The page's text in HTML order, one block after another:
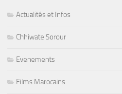
Actualités et Infos
Chhiwate Sorour
Evenements
Films Marocains